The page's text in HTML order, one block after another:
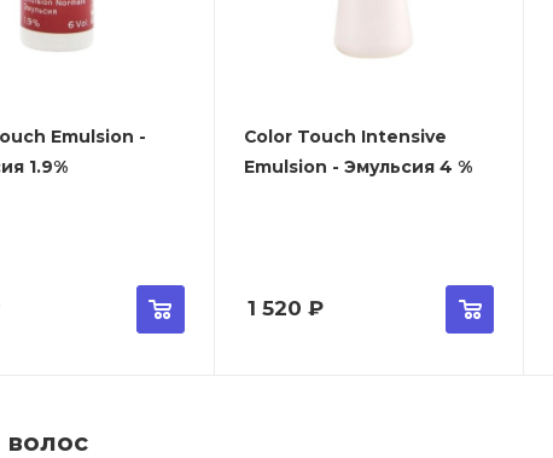
Emulsion -
1.9%
Color Touch Intensive
Emulsion - Эмульсия 4 %
1 520 ₽
волос